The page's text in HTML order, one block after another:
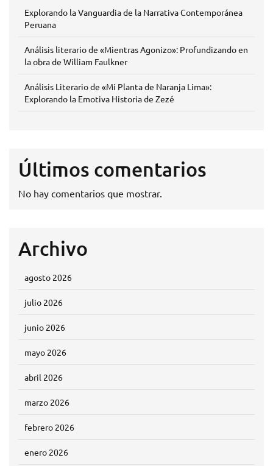
Explorando la Vanguardia de la Narrativa Contemporánea
Peruana
Análisis literario de «Mientras Agonizo»: Profundizando en
la obra de William Faulkner
Análisis Literario de «Mi Planta de Naranja Lima»:
Explorando la Emotiva Historia de Zezé
Últimos comentarios
No hay comentarios que mostrar.
Archivo
agosto 2026
julio 2026
junio 2026
mayo 2026
abril 2026
marzo 2026
febrero 2026
enero 2026